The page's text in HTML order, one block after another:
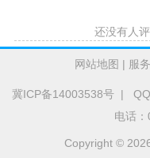
还没有人
网站地图 | 服
冀ICP备14003538号| QQ
电话
Copyright ©